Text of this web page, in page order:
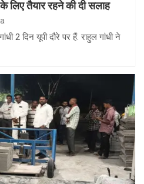
लिए तैयार रहने की दी सलाह
2 दिन यूपी दौरे पर हैं. राहुल गांधी ने